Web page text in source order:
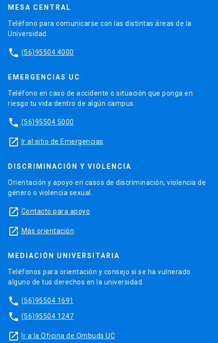
MESA CENTRAL
Teléfono para comunicarse con las distintas áreas de la
Universidad.
phone (56)95504 4000
EMERGENCIAS UC
Teléfono en caso de accidente o situación que ponga en
riesgo tu vida dentro de algún campus.
phone (56)95504 5000
launch Ir al sitio de Emergencias
DISCRIMINACIÓN Y VIOLENCIA
Orientación y apoyo en casos de discriminación, violencia de
género o violencia sexual.
launch Contacto para apoyo
launch Más orientación
MEDIACIÓN UNIVERSITARIA
Teléfonos para orientación y consejo si se ha vulnerado
alguno de tus derechos en la universidad.
phone (56)95504 1691
phone (56)95504 1247
launch Ir a la Oficina de Ombuds UC